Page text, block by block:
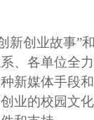
新创业故事”
、各单位全
新媒体手段
业的校园文